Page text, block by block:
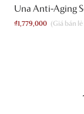
Una Anti-Aging
₫1,779,000